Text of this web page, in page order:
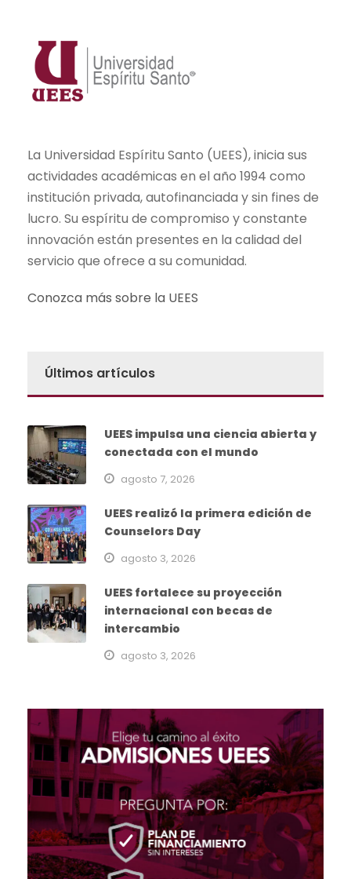
La Universidad Espíritu Santo (UEES), inicia sus
actividades académicas en el año 1994 como
institución privada, autofinanciada y sin fines de
lucro. Su espíritu de compromiso y constante
innovación están presentes en la calidad del
servicio que ofrece a su comunidad.
Conozca más sobre la UEES
Últimos artículos
UEES impulsa una ciencia abierta y
conectada con el mundo
agosto 7, 2026
UEES realizó la primera edición de
Counselors Day
agosto 3, 2026
UEES fortalece su proyección
internacional con becas de
intercambio
agosto 3, 2026